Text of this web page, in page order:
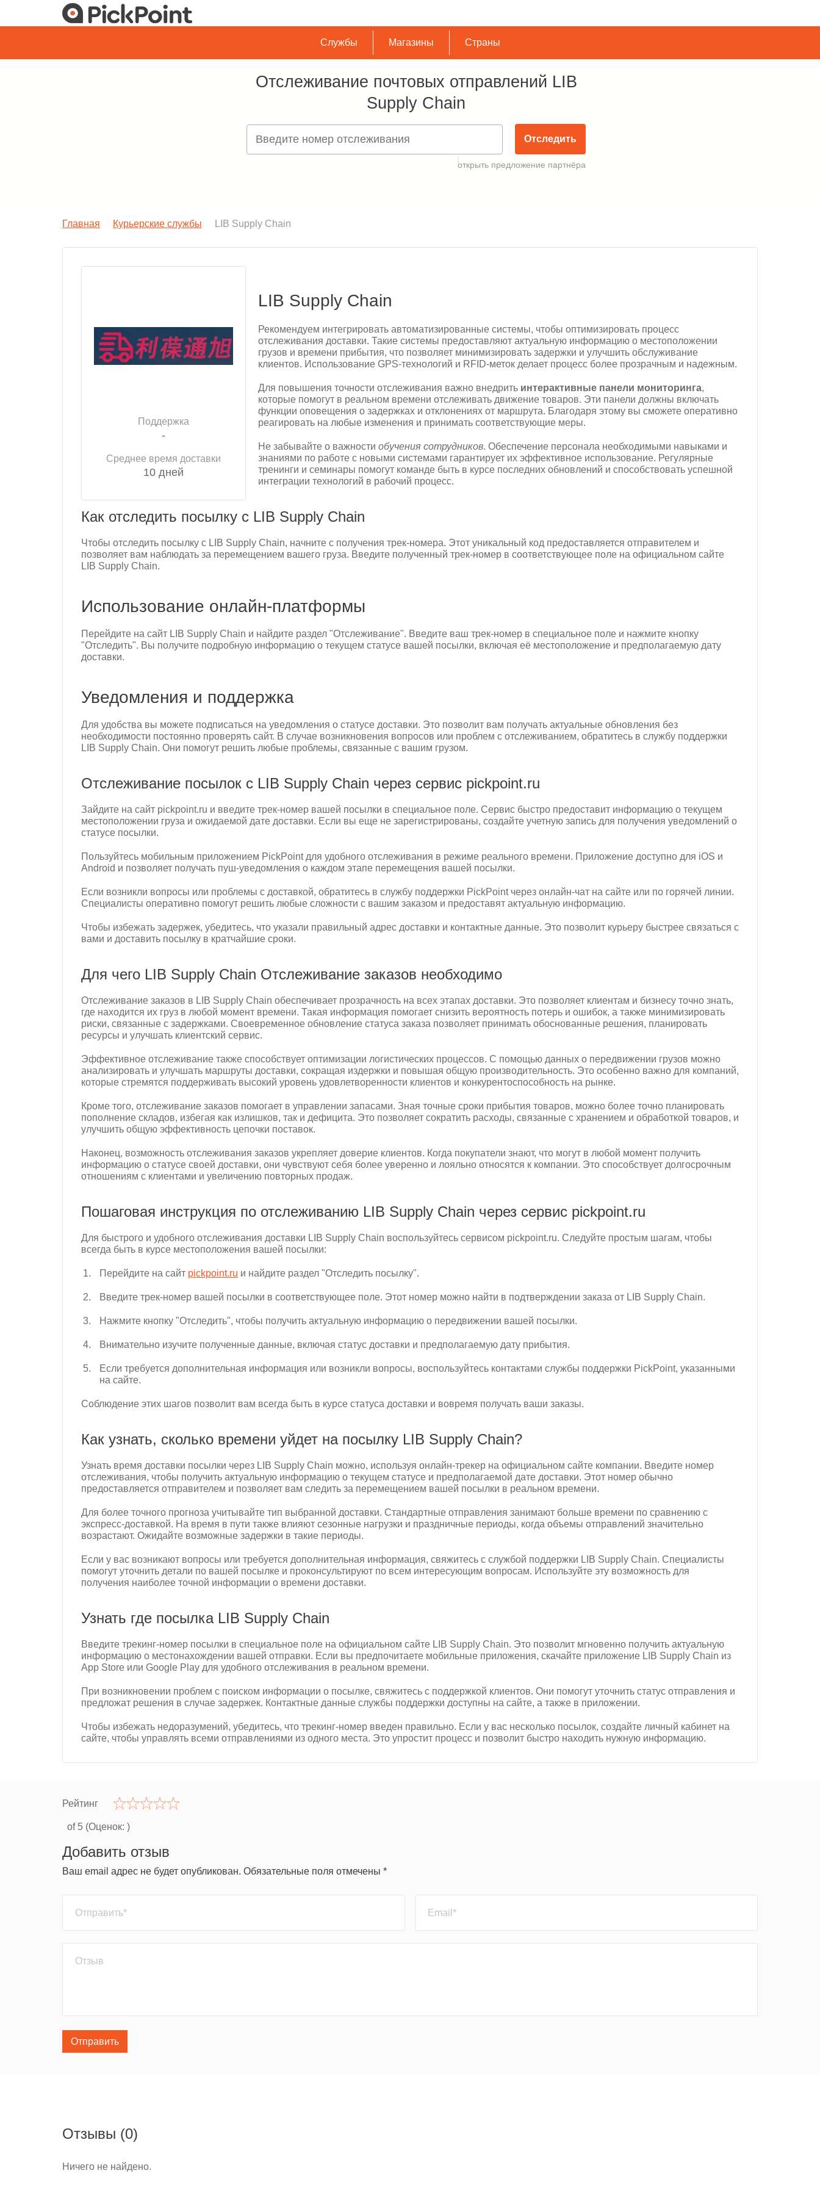
Службы Магазины Страны
Отслеживание почтовых отправлений LIB
Supply Chain
Отследить
открыть предложение партнёра
Главная Курьерские службы LIB Supply Chain
Поддержка
-
Среднее время доставки
10 дней
LIB Supply Chain
Рекомендуем интегрировать автоматизированные системы, чтобы оптимизировать процесс
отслеживания доставки. Такие системы предоставляют актуальную информацию о местоположении
грузов и времени прибытия, что позволяет минимизировать задержки и улучшить обслуживание
клиентов. Использование GPS-технологий и RFID-меток делает процесс более прозрачным и надежным.
Для повышения точности отслеживания важно внедрить интерактивные панели мониторинга,
которые помогут в реальном времени отслеживать движение товаров. Эти панели должны включать
функции оповещения о задержках и отклонениях от маршрута. Благодаря этому вы сможете оперативно
реагировать на любые изменения и принимать соответствующие меры.
Не забывайте о важности обучения сотрудников. Обеспечение персонала необходимыми навыками и
знаниями по работе с новыми системами гарантирует их эффективное использование. Регулярные
тренинги и семинары помогут команде быть в курсе последних обновлений и способствовать успешной
интеграции технологий в рабочий процесс.
Как отследить посылку с LIB Supply Chain
Чтобы отследить посылку с LIB Supply Chain, начните с получения трек-номера. Этот уникальный код предоставляется отправителем и
позволяет вам наблюдать за перемещением вашего груза. Введите полученный трек-номер в соответствующее поле на официальном сайте
LIB Supply Chain.
Использование онлайн-платформы
Перейдите на сайт LIB Supply Chain и найдите раздел "Отслеживание". Введите ваш трек-номер в специальное поле и нажмите кнопку
"Отследить". Вы получите подробную информацию о текущем статусе вашей посылки, включая её местоположение и предполагаемую дату
доставки.
Уведомления и поддержка
Для удобства вы можете подписаться на уведомления о статусе доставки. Это позволит вам получать актуальные обновления без
необходимости постоянно проверять сайт. В случае возникновения вопросов или проблем с отслеживанием, обратитесь в службу поддержки
LIB Supply Chain. Они помогут решить любые проблемы, связанные с вашим грузом.
Отслеживание посылок с LIB Supply Chain через сервис pickpoint.ru
Зайдите на сайт pickpoint.ru и введите трек-номер вашей посылки в специальное поле. Сервис быстро предоставит информацию о текущем
местоположении груза и ожидаемой дате доставки. Если вы еще не зарегистрированы, создайте учетную запись для получения уведомлений о
статусе посылки.
Пользуйтесь мобильным приложением PickPoint для удобного отслеживания в режиме реального времени. Приложение доступно для iOS и
Android и позволяет получать пуш-уведомления о каждом этапе перемещения вашей посылки.
Если возникли вопросы или проблемы с доставкой, обратитесь в службу поддержки PickPoint через онлайн-чат на сайте или по горячей линии.
Специалисты оперативно помогут решить любые сложности с вашим заказом и предоставят актуальную информацию.
Чтобы избежать задержек, убедитесь, что указали правильный адрес доставки и контактные данные. Это позволит курьеру быстрее связаться с
вами и доставить посылку в кратчайшие сроки.
Для чего LIB Supply Chain Отслеживание заказов необходимо
Отслеживание заказов в LIB Supply Chain обеспечивает прозрачность на всех этапах доставки. Это позволяет клиентам и бизнесу точно знать,
где находится их груз в любой момент времени. Такая информация помогает снизить вероятность потерь и ошибок, а также минимизировать
риски, связанные с задержками. Своевременное обновление статуса заказа позволяет принимать обоснованные решения, планировать
ресурсы и улучшать клиентский сервис.
Эффективное отслеживание также способствует оптимизации логистических процессов. С помощью данных о передвижении грузов можно
анализировать и улучшать маршруты доставки, сокращая издержки и повышая общую производительность. Это особенно важно для компаний,
которые стремятся поддерживать высокий уровень удовлетворенности клиентов и конкурентоспособность на рынке.
Кроме того, отслеживание заказов помогает в управлении запасами. Зная точные сроки прибытия товаров, можно более точно планировать
пополнение складов, избегая как излишков, так и дефицита. Это позволяет сократить расходы, связанные с хранением и обработкой товаров, и
улучшить общую эффективность цепочки поставок.
Наконец, возможность отслеживания заказов укрепляет доверие клиентов. Когда покупатели знают, что могут в любой момент получить
информацию о статусе своей доставки, они чувствуют себя более уверенно и лояльно относятся к компании. Это способствует долгосрочным
отношениям с клиентами и увеличению повторных продаж.
Пошаговая инструкция по отслеживанию LIB Supply Chain через сервис pickpoint.ru
Для быстрого и удобного отслеживания доставки LIB Supply Chain воспользуйтесь сервисом pickpoint.ru. Следуйте простым шагам, чтобы
всегда быть в курсе местоположения вашей посылки:
Перейдите на сайт pickpoint.ru и найдите раздел "Отследить посылку".
Введите трек-номер вашей посылки в соответствующее поле. Этот номер можно найти в подтверждении заказа от LIB Supply Chain.
Нажмите кнопку "Отследить", чтобы получить актуальную информацию о передвижении вашей посылки.
Внимательно изучите полученные данные, включая статус доставки и предполагаемую дату прибытия.
Если требуется дополнительная информация или возникли вопросы, воспользуйтесь контактами службы поддержки PickPoint, указанными
на сайте.
Соблюдение этих шагов позволит вам всегда быть в курсе статуса доставки и вовремя получать ваши заказы.
Как узнать, сколько времени уйдет на посылку LIB Supply Chain?
Узнать время доставки посылки через LIB Supply Chain можно, используя онлайн-трекер на официальном сайте компании. Введите номер
отслеживания, чтобы получить актуальную информацию о текущем статусе и предполагаемой дате доставки. Этот номер обычно
предоставляется отправителем и позволяет вам следить за перемещением вашей посылки в реальном времени.
Для более точного прогноза учитывайте тип выбранной доставки. Стандартные отправления занимают больше времени по сравнению с
экспресс-доставкой. На время в пути также влияют сезонные нагрузки и праздничные периоды, когда объемы отправлений значительно
возрастают. Ожидайте возможные задержки в такие периоды.
Если у вас возникают вопросы или требуется дополнительная информация, свяжитесь с службой поддержки LIB Supply Chain. Специалисты
помогут уточнить детали по вашей посылке и проконсультируют по всем интересующим вопросам. Используйте эту возможность для
получения наиболее точной информации о времени доставки.
Узнать где посылка LIB Supply Chain
Введите трекинг-номер посылки в специальное поле на официальном сайте LIB Supply Chain. Это позволит мгновенно получить актуальную
информацию о местонахождении вашей отправки. Если вы предпочитаете мобильные приложения, скачайте приложение LIB Supply Chain из
App Store или Google Play для удобного отслеживания в реальном времени.
При возникновении проблем с поиском информации о посылке, свяжитесь с поддержкой клиентов. Они помогут уточнить статус отправления и
предложат решения в случае задержек. Контактные данные службы поддержки доступны на сайте, а также в приложении.
Чтобы избежать недоразумений, убедитесь, что трекинг-номер введен правильно. Если у вас несколько посылок, создайте личный кабинет на
сайте, чтобы управлять всеми отправлениями из одного места. Это упростит процесс и позволит быстро находить нужную информацию.
Рейтинг
of 5 (Оценок: )
Добавить отзыв
Ваш email адрес не будет опубликован. Обязательные поля отмечены *
Отправить
Отзывы (0)
Ничего не найдено.